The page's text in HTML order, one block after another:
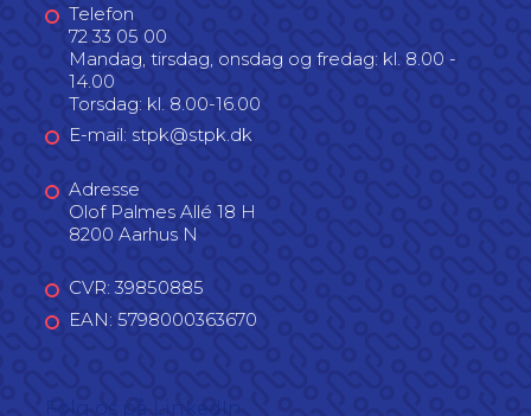
Telefon
72 33 05 00
Mandag, tirsdag, onsdag og fredag: kl. 8.00 -
14.00
Torsdag: kl. 8.00-16.00
E-mail: stpk@stpk.dk
Adresse
Olof Palmes Allé 18 H
8200 Aarhus N
CVR: 39850885
EAN: 5798000363670